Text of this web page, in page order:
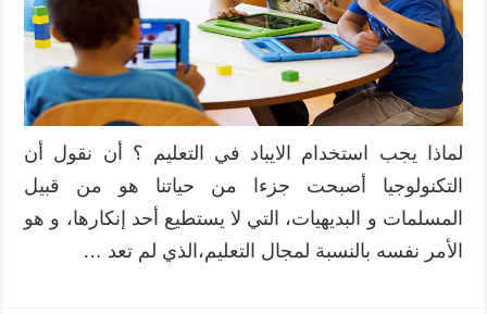
التعليم
؟
مغلقة
لماذا يجب استخدام الايباد في التعليم ؟ أن نقول أن
التكنولوجيا أصبحت جزءا من حياتنا هو من قبيل
المسلمات و البديهيات، التي لا يستطيع أحد إنكارها، و هو
الأمر نفسه بالنسبة لمجال التعليم،الذي لم تعد …